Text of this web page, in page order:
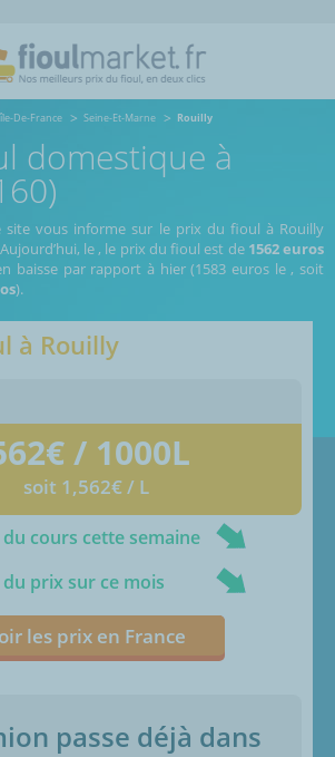
île-De-France Seine-Et-Marne Rouilly
domestique à
site vous informe sur le prix du fioul à Rouilly
Aujourd’hui, le , le prix du fioul est de 1562 euros
baisse par rapport à hier (1583 euros le, soit
).
à Rouilly
€ / 1000L
soit 1,562€ / L
cours cette semaine
prix sur ce mois
les prix en France
passe déjà dans